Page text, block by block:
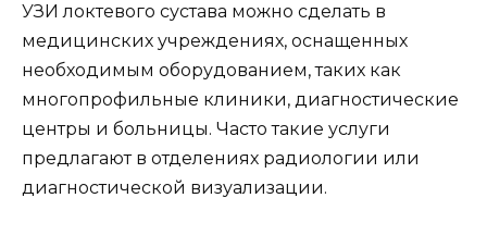
УЗИ локтевого сустава можно сделать в
медицинских учреждениях, оснащенных
необходимым оборудованием, таких как
многопрофильные клиники, диагностические
центры и больницы. Часто такие услуги
предлагают в отделениях радиологии или
диагностической визуализации.